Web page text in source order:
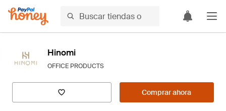
Hinomi
OFFICE PRODUCTS
Comprar ahora